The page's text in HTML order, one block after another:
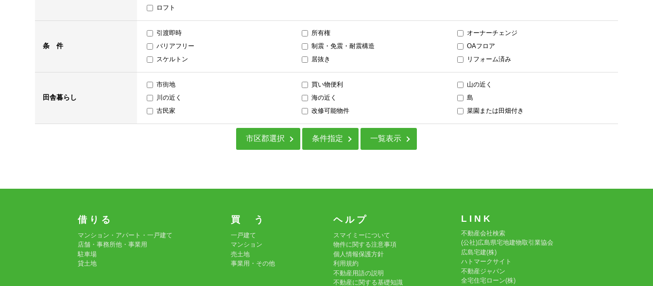
ロフト
条 件
引渡即時 所有権
オーナーチェンジ
バリアフリー
制震・免震・耐震構造
OAフロア
スケルトン
居抜き リフォーム済み
田舎暮らし
市街地 買い物便利
山の近く
川の近く
海の近く
島
古民家
改修可能物件 菜園または田畑付き
市区郡選択 条件指定 一覧表示
借 り る
マンション・アパート・一戸建て
店舗・事務所他・事業用
駐車場
貸土地
買 う
一戸建て
マンション
売土地
事業用・その他
ヘ ル プ
スマイミーについて
物件に関する注意事項
個人情報保護方針
利用規約
不動産用語の説明
不動産に関する基礎知識
L I N K
不動産会社検索
(公社)広島県宅地建物取引業協会
広島宅建(株)
ハトマークサイト
不動産ジャパン
全宅住宅ローン(株)